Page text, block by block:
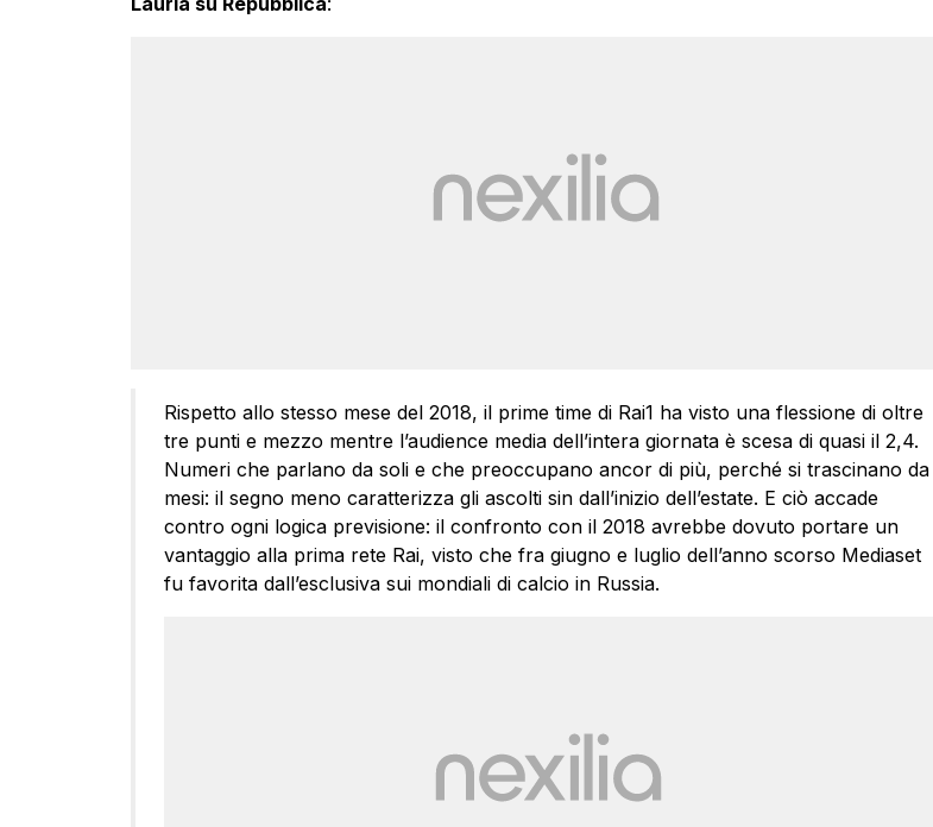
Rispetto allo stesso mese del 2018, il prime time di Rai1 ha visto una flessione di oltre
tre punti e mezzo mentre l’audience media dell’intera giornata è scesa di quasi il 2,4.
Numeri che parlano da soli e che preoccupano ancor di più, perché si trascinano da
mesi: il segno meno caratterizza gli ascolti sin dall’inizio dell’estate. E ciò accade
contro ogni logica previsione: il confronto con il 2018 avrebbe dovuto portare un
vantaggio alla prima rete Rai, visto che fra giugno e luglio dell’anno scorso Mediaset
fu favorita dall’esclusiva sui mondiali di calcio in Russia.